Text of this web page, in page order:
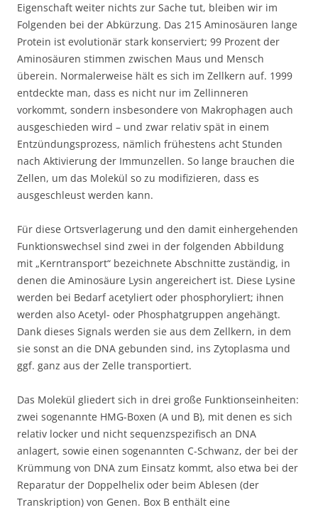
Eigenschaft weiter nichts zur Sache tut, bleiben wir im
Folgenden bei der Abkürzung. Das 215 Aminosäuren lange
Protein ist evolutionär stark konserviert; 99 Prozent der
Aminosäuren stimmen zwischen Maus und Mensch
überein. Normalerweise hält es sich im Zellkern auf. 1999
entdeckte man, dass es nicht nur im Zellinneren
vorkommt, sondern insbesondere von Makrophagen auch
ausgeschieden wird – und zwar relativ spät in einem
Entzündungsprozess, nämlich frühestens acht Stunden
nach Aktivierung der Immunzellen. So lange brauchen die
Zellen, um das Molekül so zu modifizieren, dass es
ausgeschleust werden kann.
Für diese Ortsverlagerung und den damit einhergehenden
Funktionswechsel sind zwei in der folgenden Abbildung
mit „Kerntransport“ bezeichnete Abschnitte zuständig, in
denen die Aminosäure Lysin angereichert ist. Diese Lysine
werden bei Bedarf acetyliert oder phosphoryliert; ihnen
werden also Acetyl- oder Phosphatgruppen angehängt.
Dank dieses Signals werden sie aus dem Zellkern, in dem
sie sonst an die DNA gebunden sind, ins Zytoplasma und
ggf. ganz aus der Zelle transportiert.
Das Molekül gliedert sich in drei große Funktionseinheiten:
zwei sogenannte HMG-Boxen (A und B), mit denen es sich
relativ locker und nicht sequenzspezifisch an DNA
anlagert, sowie einen sogenannten C-Schwanz, der bei der
Krümmung von DNA zum Einsatz kommt, also etwa bei der
Reparatur der Doppelhelix oder beim Ablesen (der
Transkription) von Genen. Box B enthält eine